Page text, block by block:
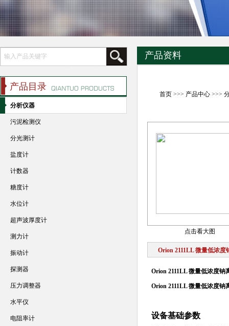
产品资料
首页>>> 产品中心>>>
点击看大图
Orion 2111LL 微量低浓度
Orion 2111LL 微量低浓度钠
Orion 2111LL 微量低浓度钠
设备基础参数
产品目录
分析仪器
污泥检测仪
分光测计
盐度计
计数器
糖度计
水位计
超声波厚度计
测力计
振动计
探测器
压力调整器
水平仪
电阻率计